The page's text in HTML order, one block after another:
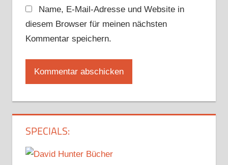
Name, E-Mail-Adresse und Website in
diesem Browser für meinen nächsten
Kommentar speichern.
SPECIALS: